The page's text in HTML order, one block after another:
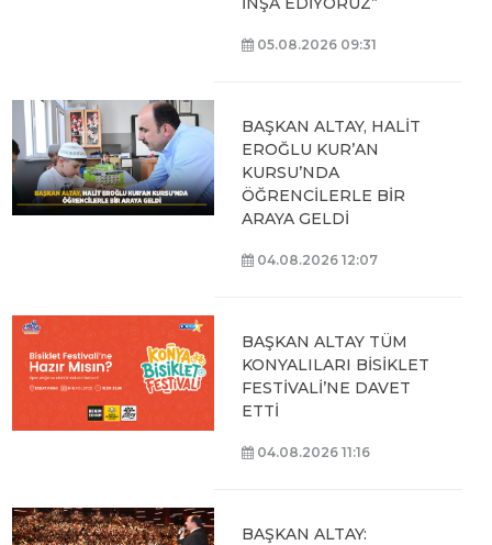
05.08.2026 09:31
BAŞKAN ALTAY, HALİT
EROĞLU KUR’AN
KURSU’NDA
ÖĞRENCİLERLE BİR
ARAYA GELDİ
04.08.2026 12:07
BAŞKAN ALTAY TÜM
KONYALILARI BİSİKLET
FESTİVALİ’NE DAVET
ETTİ
04.08.2026 11:16
BAŞKAN ALTAY: